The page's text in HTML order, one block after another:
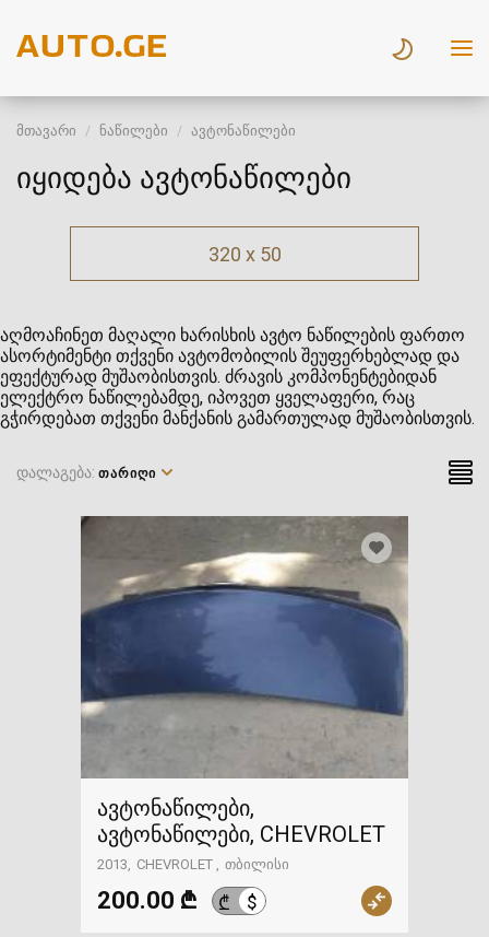
მთავარი ნაწილები ავტონაწილები
იყიდება ავტონაწილები
320 x 50
აღმოაჩინეთ მაღალი ხარისხის ავტო ნაწილების ფართო
ასორტიმენტი თქვენი ავტომობილის შეუფერხებლად და
ეფექტურად მუშაობისთვის. ძრავის კომპონენტებიდან
ელექტრო ნაწილებამდე, იპოვეთ ყველაფერი, რაც
გჭირდებათ თქვენი მანქანის გამართულად მუშაობისთვის.
დალაგება: ᲗᲐᲠᲘᲦᲘ
ავტონაწილები,
ავტონაწილები, CHEVROLET
2013 CHEVROLET თბილისი
200.00 ₾ ₾ $